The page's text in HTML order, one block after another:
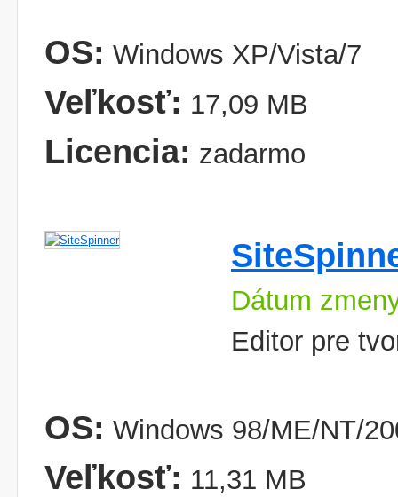
OS: Windows XP/Vista/7
Veľkosť: 17,09 MB
Licencia: zadarmo
Dátum
Editor pre
OS: Windows 98/ME/NT/
Veľkosť: 11,31 MB